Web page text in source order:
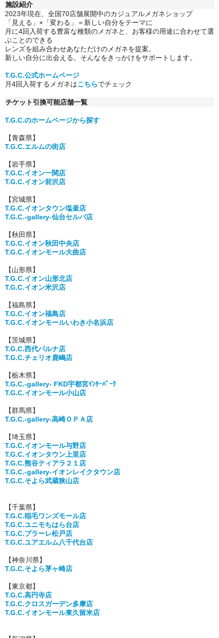
施設紹介
2023年現在、全国70店舗展開中のカジュアルメガネショップ
「見える」×「変わる」＝新しい自分をテーマに
月に4回入荷する豊富な種類のメガネと、お客様の用途に合わせて選
ぶことのできる
レンズを組み合わせあなただけのメガネを提案。
新しい自分に出会える。そんなをきっかけをサポートします。
T.G.C.公式ホームページ
月4回入荷するメガネはこちらでチェック
チケット引換可能店舗一覧
T.G.C.のホームページから探す
【青森県】
T.G.C.エルムの街店
【岩手県】
T.G.C.イオン一関店
T.G.C.イオン前沢店
【宮城県】
T.G.C.イオンタウン塩釜店
T.G.C.-gallery-仙台セルバ店
【秋田県】
T.G.C.イオン秋田中央店
T.G.C.イオンモール大曲店
【山形県】
T.G.C.イオン山形北店
T.G.C.イオン米沢店
【福島県】
T.G.C.イオン福島店
T.G.C.イオンモールいわき小名浜店
【茨城県】
T.G.C.西代パルナ店
T.G.C.チェリオ鹿嶋店
【栃木県】
T.G.C.-gallery- FKD宇都宮ｲﾝﾀｰﾊﾟｰｸ
T.G.C.イオンモール小山店
【群馬県】
T.G.C.-gallery-高崎ＯＰＡ店
【埼玉県】
T.G.C.イオンモール与野店
T.G.C.イオンタウン上里店
T.G.C.熊谷ティアラ２１店
T.G.C.-gallery-イオンレイクタウン店
T.G.C.そよら武蔵狭山店
【千葉県】
T.G.C.稲毛ワンズモール店
T.G.C.ユニモちはら台店
T.G.C.プラーレ松戸店
T.G.C.ユアエルム八千代台店
【神奈川県】
T.G.C.そよら茅ヶ崎店
【東京都】
T.G.C.高円寺店
T.G.C.クロスガーデン多摩店
T.G.C.イオンモール東久留米店